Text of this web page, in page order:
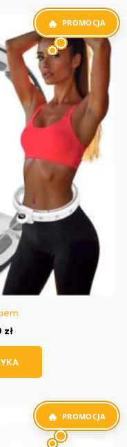
PROMOCJA
złAktualna
84,00 zł.
PROMOCJA